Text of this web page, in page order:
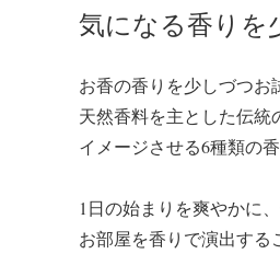
気になる香りを
お香の香りを少しづつお
天然香料を主とした伝
イメージさせる6種類の
1日の始まりを爽やかに
お部屋を香りで演出する